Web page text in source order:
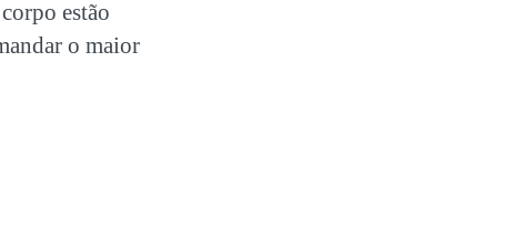
estão
o maior